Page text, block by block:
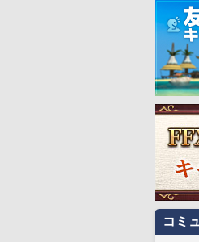
コミ